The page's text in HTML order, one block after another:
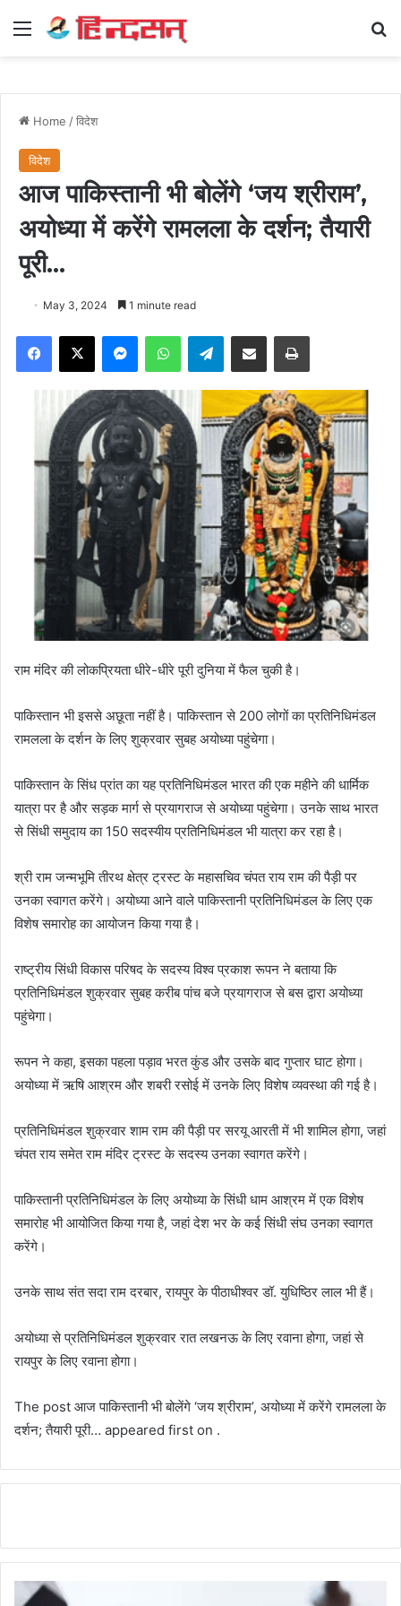
Menu
Home /विदेश
विदेश
आज पाकिस्तानी भी बोलेंगे ‘जय श्रीराम’,
अयोध्या में करेंगे रामलला के दर्शन; तैयारी
पूरी…
May 3, 2024 1 minute read
Facebook
X MessengerWhatsAppTelegramShare via Email Print
राम मंदिर की लोकप्रियता धीरे-धीरे पूरी दुनिया में फैल चुकी है।
पाकिस्तान भी इससे अछूता नहीं है। पाकिस्तान से 200 लोगों का प्रतिनिधिमंडल
रामलला के दर्शन के लिए शुक्रवार सुबह अयोध्या पहुंचेगा।
पाकिस्तान के सिंध प्रांत का यह प्रतिनिधिमंडल भारत की एक महीने की धार्मिक
यात्रा पर है और सड़क मार्ग से प्रयागराज से अयोध्या पहुंचेगा। उनके साथ भारत
से सिंधी समुदाय का 150 सदस्यीय प्रतिनिधिमंडल भी यात्रा कर रहा है।
श्री राम जन्मभूमि तीरथ क्षेत्र ट्रस्ट के महासचिव चंपत राय राम की पैड़ी पर
उनका स्वागत करेंगे। अयोध्या आने वाले पाकिस्तानी प्रतिनिधिमंडल के लिए एक
विशेष समारोह का आयोजन किया गया है।
राष्ट्रीय सिंधी विकास परिषद के सदस्य विश्व प्रकाश रूपन ने बताया कि
प्रतिनिधिमंडल शुक्रवार सुबह करीब पांच बजे प्रयागराज से बस द्वारा अयोध्या
पहुंचेगा।
रूपन ने कहा, इसका पहला पड़ाव भरत कुंड और उसके बाद गुप्तार घाट होगा।
अयोध्या में ऋषि आश्रम और शबरी रसोई में उनके लिए विशेष व्यवस्था की गई है।
प्रतिनिधिमंडल शुक्रवार शाम राम की पैड़ी पर सरयू आरती में भी शामिल होगा, जहां
चंपत राय समेत राम मंदिर ट्रस्ट के सदस्य उनका स्वागत करेंगे।
पाकिस्तानी प्रतिनिधिमंडल के लिए अयोध्या के सिंधी धाम आश्रम में एक विशेष
समारोह भी आयोजित किया गया है, जहां देश भर के कई सिंधी संघ उनका स्वागत
करेंगे।
उनके साथ संत सदा राम दरबार, रायपुर के पीठाधीश्वर डॉ. युधिष्ठिर लाल भी हैं।
अयोध्या से प्रतिनिधिमंडल शुक्रवार रात लखनऊ के लिए रवाना होगा, जहां से
रायपुर के लिए रवाना होगा।
The post आज पाकिस्तानी भी बोलेंगे ‘जय श्रीराम’, अयोध्या में करेंगे रामलला के
दर्शन; तैयारी पूरी… appeared first on .